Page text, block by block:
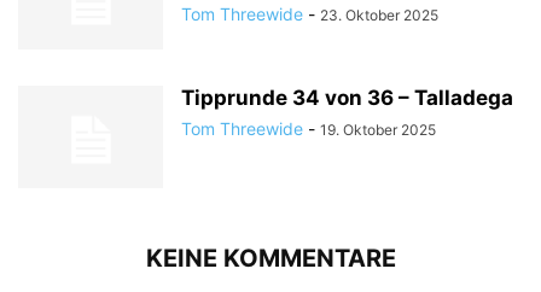
Tom Threewide - 23. Oktober 2025
Tipprunde 34 von 36 – Talladega
Tom Threewide - 19. Oktober 2025
KEINE KOMMENTARE